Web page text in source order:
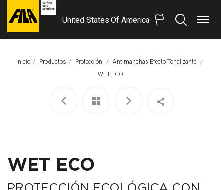
FILA
S.p.A.
United States Of America
BuscarMenú
Inicio Productos Protección
Antimanchas Efecto Tonalizante
Página Actual:
WET ECO
WET ECO